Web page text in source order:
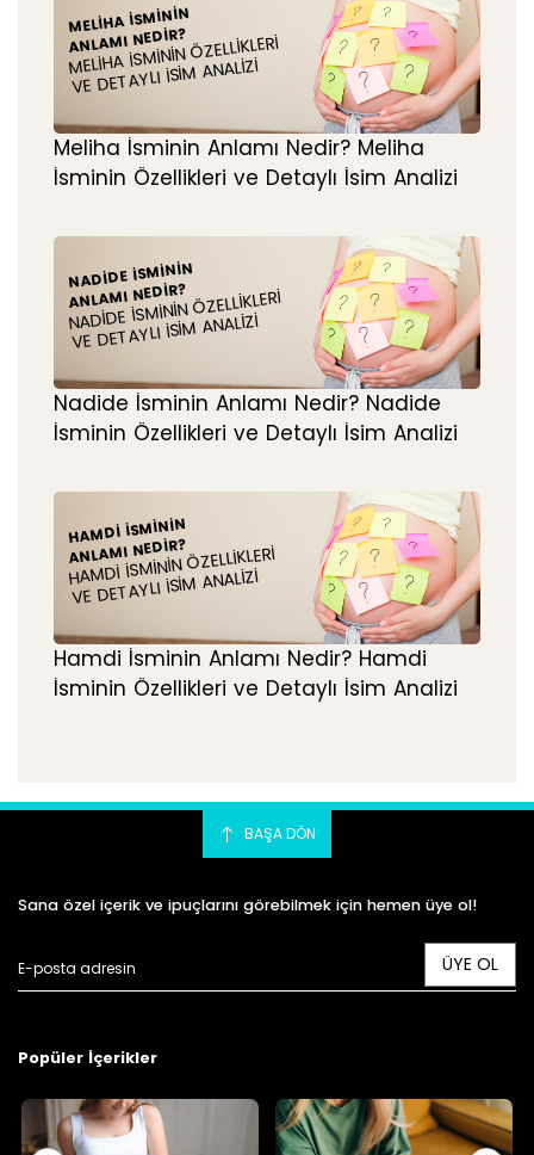
MELIHA İSMININ
ANLAMI NEDIR?
MELIHA İSMININ ÖZELLIKLERI
VE DETAYLI İSIM ANALIZI
Meliha İsminin Anlamı Nedir? Meliha
İsminin Özellikleri ve Detaylı İsim Analizi
NADIDE İSMININ
ANLAMI NEDIR?
NADIDE İSMININ ÖZELLIKLERI
VE DETAYLI İSIM ANALIZI
Nadide İsminin Anlamı Nedir? Nadide
İsminin Özellikleri ve Detaylı İsim Analizi
HAMDI İSMININ
ANLAMI NEDIR?
HAMDI İSMININ ÖZELLIKLERI
VE DETAYLI İSIM ANALIZI
Hamdi İsminin Anlamı Nedir? Hamdi
İsminin Özellikleri ve Detaylı İsim Analizi
BAŞA DÖN
Sana özel içerik ve ipuçlarını görebilmek için hemen üye ol!
ÜYE OL
Popüler İçerikler